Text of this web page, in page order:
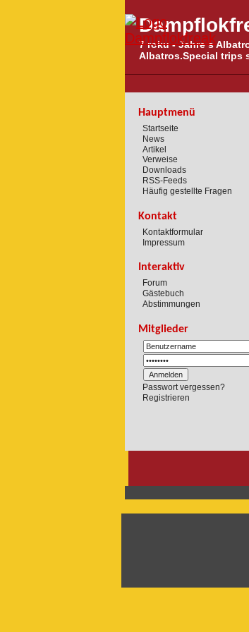
7 roku - Jahre s
Albatros.Special trips
Hauptmenü
Startseite
News
Artikel
Verweise
Downloads
RSS-Feeds
Häufig gestellte Fragen
Kontakt
Kontaktformular
Impressum
Interaktiv
Forum
Gästebuch
Abstimmungen
Mitglieder
Passwort vergessen?
Registrieren